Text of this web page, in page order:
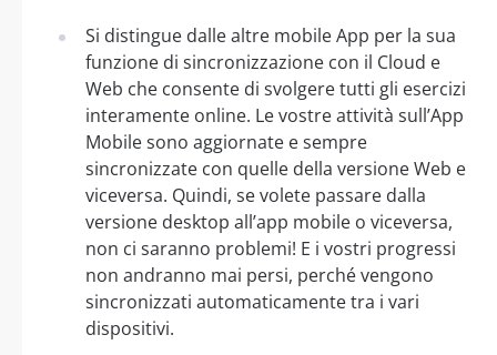
Si distingue dalle altre mobile App per la sua
funzione di sincronizzazione con il Cloud e
Web che consente di svolgere tutti gli esercizi
interamente online. Le vostre attività sull’App
Mobile sono aggiornate e sempre
sincronizzate con quelle della versione Web e
viceversa. Quindi, se volete passare dalla
versione desktop all’app mobile o viceversa,
non ci saranno problemi! E i vostri progressi
non andranno mai persi, perché vengono
sincronizzati automaticamente tra i vari
dispositivi.